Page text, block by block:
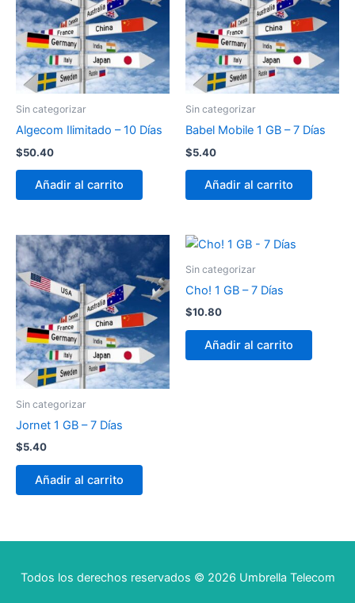
Sin categorizar
Algecom Ilimitado – 10 Días
$50.40
Añadir al carrito
Sin categorizar
Babel Mobile 1 GB – 7 Días
$5.40
Añadir al carrito
Sin categorizar
Jornet 1 GB – 7 Días
$5.40
Añadir al carrito
Sin categorizar
Cho! 1 GB – 7 Días
$10.80
Añadir al carrito
Todos los derechos reservados © 2026 Umbrella Telecom